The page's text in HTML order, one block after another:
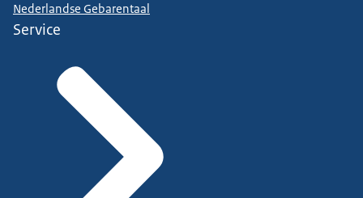
Nederlandse Gebarentaal
Service